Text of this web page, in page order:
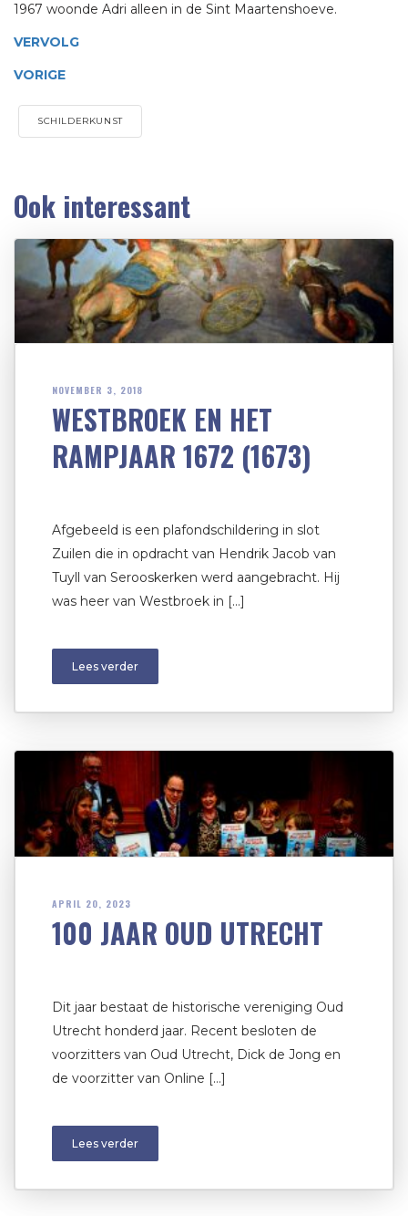
1967 woonde Adri alleen in de Sint Maartenshoeve.
VERVOLG
VORIGE
SCHILDERKUNST
Ook interessant
NOVEMBER 3, 2018
WESTBROEK EN HET
RAMPJAAR 1672 (1673)
Afgebeeld is een plafondschildering in slot
Zuilen die in opdracht van Hendrik Jacob van
Tuyll van Serooskerken werd aangebracht. Hij
was heer van Westbroek in […]
Lees verder
APRIL 20, 2023
100 JAAR OUD UTRECHT
Dit jaar bestaat de historische vereniging Oud
Utrecht honderd jaar. Recent besloten de
voorzitters van Oud Utrecht, Dick de Jong en
de voorzitter van Online […]
Lees verder